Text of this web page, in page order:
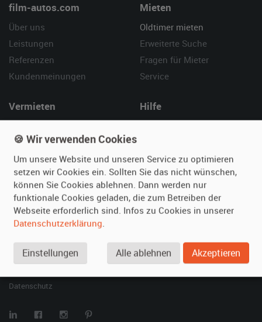
film-autos.com
Über uns
Leistungen
Referenzen
Kundenmeinungen
Mieten
Oldtimer mieten
Erweiterte Suche
Fragen für Mieter
Service
Vermieten
Fotos senden
Fragen für Vermieter
Inserat verwalten
Hilfe
Kontakt
SPECIAL
Berühmte Filmautos –
Datenschutz
🍪 Wir verwenden Cookies
Um unsere Website und unseren Service zu optimieren
setzen wir Cookies ein. Sollten Sie das nicht wünschen,
können Sie Cookies ablehnen. Dann werden nur
funktionale Cookies geladen, die zum Betreiben der
Webseite erforderlich sind. Infos zu Cookies in unserer
Datenschutzerklärung.
Einstellungen Alle ablehnen Akzeptieren